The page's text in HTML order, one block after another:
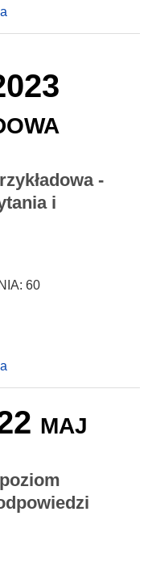
-
i
60
maj